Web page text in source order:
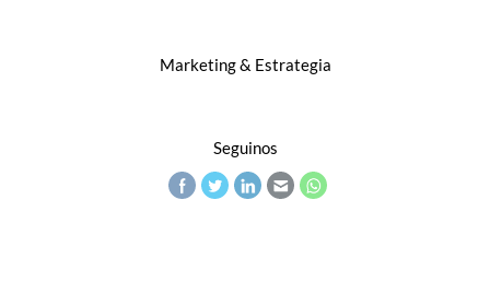
Marketing & Estrategia
Seguinos